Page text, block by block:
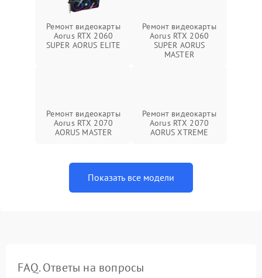
Ремонт видеокарты
Aorus RTX 2060
SUPER AORUS ELITE
Ремонт видеокарты
Aorus RTX 2060
SUPER AORUS
MASTER
Ремонт видеокарты
Aorus RTX 2070
AORUS MASTER
Ремонт видеокарты
Aorus RTX 2070
AORUS XTREME
Показать все модели
FAQ. Ответы на вопросы